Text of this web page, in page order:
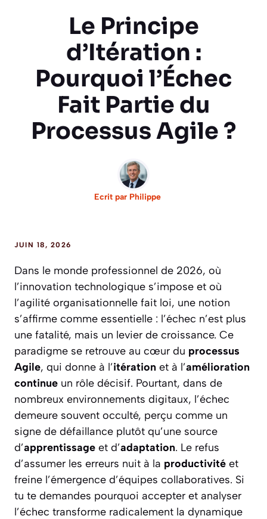
Le Principe
d’Itération :
Pourquoi l’Échec
Fait Partie du
Processus Agile ?
Ecrit par Philippe
JUIN 18, 2026
Dans le monde professionnel de 2026, où
l’innovation technologique s’impose et où
l’agilité organisationnelle fait loi, une notion
s’affirme comme essentielle : l’échec n’est plus
une fatalité, mais un levier de croissance. Ce
paradigme se retrouve au cœur du processus
Agile, qui donne à l’itération et à l’amélioration
continue un rôle décisif. Pourtant, dans de
nombreux environnements digitaux, l’échec
demeure souvent occulté, perçu comme un
signe de défaillance plutôt qu’une source
d’apprentissage et d’adaptation. Le refus
d’assumer les erreurs nuit à la productivité et
freine l’émergence d’équipes collaboratives. Si
tu te demandes pourquoi accepter et analyser
l’échec transforme radicalement la dynamique